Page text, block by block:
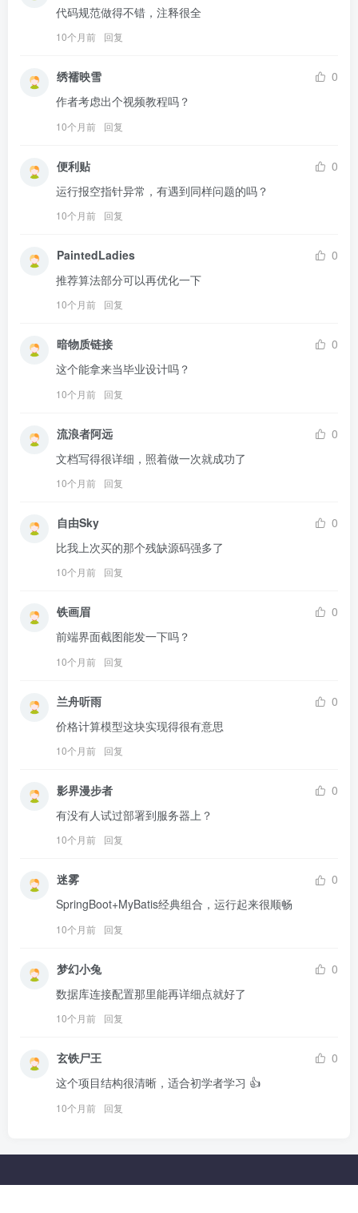
代码规范做得不错，注释很全
10个月前 回复
绣襦映雪
0
作者考虑出个视频教程吗？
10个月前 回复
便利贴
0
运行报空指针异常，有遇到同样问题的吗？
10个月前 回复
PaintedLadies
0
推荐算法部分可以再优化一下
10个月前 回复
暗物质链接
0
这个能拿来当毕业设计吗？
10个月前 回复
流浪者阿远
0
文档写得很详细，照着做一次就成功了
10个月前 回复
自由Sky
0
比我上次买的那个残缺源码强多了
10个月前 回复
铁画眉
0
前端界面截图能发一下吗？
10个月前 回复
兰舟听雨
0
价格计算模型这块实现得很有意思
10个月前 回复
影界漫步者
0
有没有人试过部署到服务器上？
10个月前 回复
迷雾
0
SpringBoot+MyBatis经典组合，运行起来很顺畅
10个月前 回复
梦幻小兔
0
数据库连接配置那里能再详细点就好了
10个月前 回复
玄铁尸王
0
这个项目结构很清晰，适合初学者学习 👍
10个月前 回复